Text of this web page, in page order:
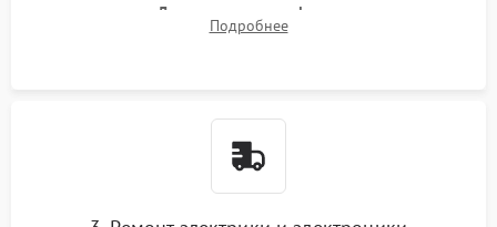
течеискателем. Демонтаж старого фильтра-осушителя и
продувка капиллярной трубки для устранения засоров.
Подробнее